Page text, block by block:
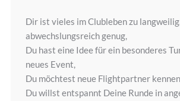
Dir ist vieles im Clubleben zu
abwechslungsreich genug,
Du hast eine Idee für ein besonderes
neues Event,
Du möchtest neue Flightpartner
Du willst entspannt Deine Runde in